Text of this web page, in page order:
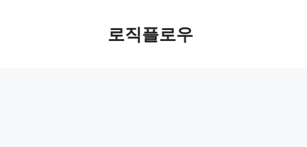
로직플로우